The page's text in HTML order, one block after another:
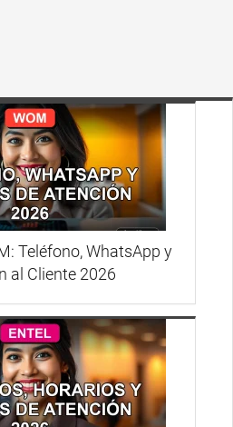
Teléfono, WhatsApp y
al Cliente 2026